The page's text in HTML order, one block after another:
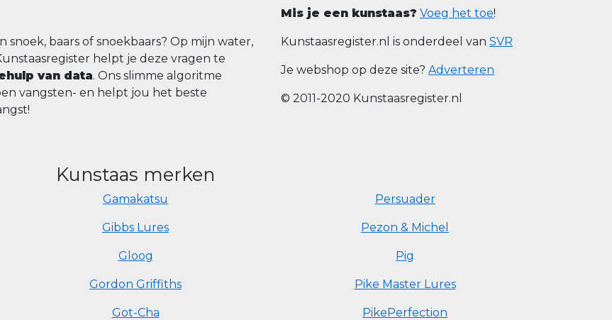
baars of snoekbaars? Op mijn water,
helpt je deze vragen te
van data. Ons slimme algoritme
vangsten- en helpt jou het beste
Mis je een kunstaas? Voeg het toe!
Kunstaasregister.nl is onderdeel van SVR
Je webshop op deze site? Adverteren
© 2011-2020 Kunstaasregister.nl
Kunstaas merken
Gamakatsu
Gibbs Lures
Gloog
Gordon Griffiths
Got-Cha
Persuader
Pezon & Michel
Pig
Pike Master Lures
PikePerfection